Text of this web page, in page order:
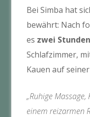
Bei Simba hat
bewährt: Nach
es zwei
Schlafzimmer,
Kauen auf
„Ruhige
einem reizarmen